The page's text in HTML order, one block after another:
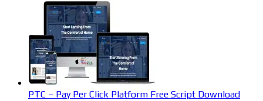
PTC – Pay Per Click Platform Free Script Download